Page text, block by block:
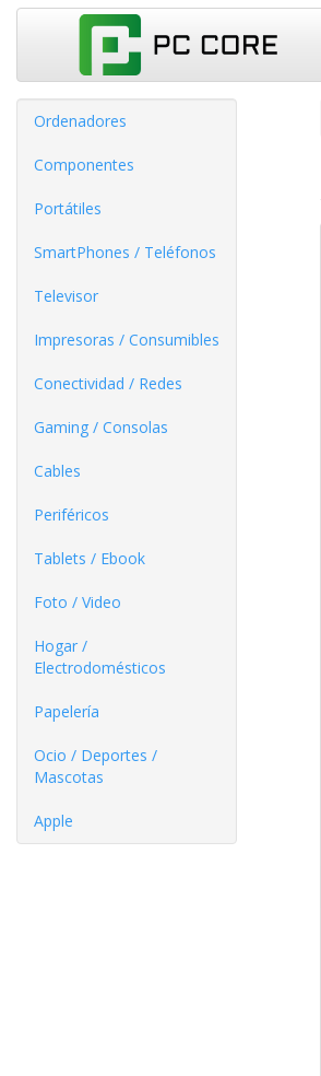
Ordenadores
Componentes
Portátiles
SmartPhones / Teléfonos
Televisor
Impresoras / Consumibles
Conectividad / Redes
Gaming / Consolas
Cables
Periféricos
Tablets / Ebook
Foto / Video
Hogar /
Electrodomésticos
Papelería
Ocio / Deportes /
Mascotas
Apple